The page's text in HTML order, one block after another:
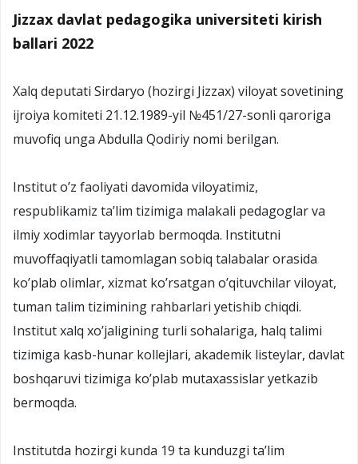
Jizzax davlat pedagogika universiteti kirish
ballari 2022
Xalq deputati Sirdaryo (hozirgi Jizzax) viloyat sovetining
ijroiya komiteti 21.12.1989-yil №451/27-sonli qaroriga
muvofiq unga Abdulla Qodiriy nomi berilgan.
Institut o’z faoliyati davomida viloyatimiz,
respublikamiz ta’lim tizimiga malakali pedagoglar va
ilmiy xodimlar tayyorlab bermoqda. Institutni
muvoffaqiyatli tamomlagan sobiq talabalar orasida
ko’plab olimlar, xizmat ko’rsatgan o’qituvchilar viloyat,
tuman talim tizimining rahbarlari yetishib chiqdi.
Institut xalq xo’jaligining turli sohalariga, halq talimi
tizimiga kasb-hunar kollejlari, akademik listeylar, davlat
boshqaruvi tizimiga ko’plab mutaxassislar yetkazib
bermoqda.
Institutda hozirgi kunda 19 ta kunduzgi ta’lim